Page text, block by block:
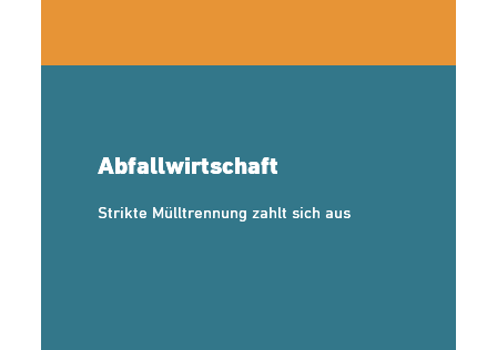
Abfallwirtschaft
Strikte Mülltrennung zahlt sich aus